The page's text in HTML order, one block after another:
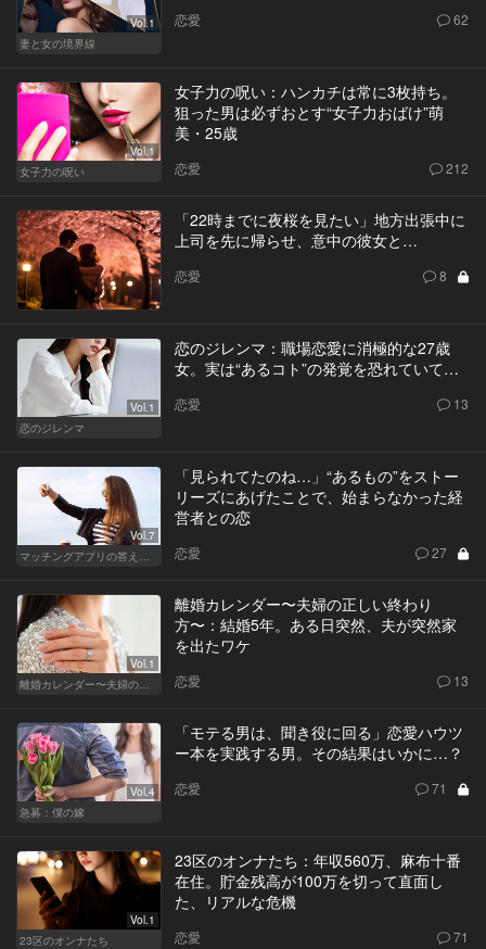
Vol.1
妻と女の境界線
恋愛 62
Vol.1
女子力の呪い
女子力の呪い：ハンカチは常に3枚持ち。
狙った男は必ずおとす“女子力おばけ”萌
美・25歳
恋愛 212
「22時までに夜桜を見たい」地方出張中に
上司を先に帰らせ、意中の彼女と…
恋愛 8
Vol.1
恋のジレンマ
恋のジレンマ：職場恋愛に消極的な27歳
女。実は“あるコト”の発覚を恐れていて…
恋愛 13
Vol.7
「見られてたのね…」“あるもの”をストー
リーズにあげたことで、始まらなかった経
営者との恋
恋愛 27
Vol.1
離婚カレンダー〜夫婦の正しい終わり
方〜：結婚5年。ある日突然、夫が突然家
を出たワケ
恋愛 13
Vol.4
急募：僕の嫁
「モテる男は、聞き役に回る」恋愛ハウツ
ー本を実践する男。その結果はいかに…？
恋愛 71
Vol.1
23区のオンナたち
23区のオンナたち：年収560万、麻布十番
在住。貯金残高が100万を切って直面し
た、リアルな危機
恋愛 71